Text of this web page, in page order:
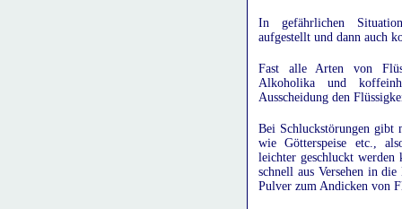
In gefährlichen
aufgestellt und dann auch
Fast alle Arten von
Alkoholika und
Ausscheidung den
Bei Schluckstörungen gibt
wie Götterspeise etc.,
leichter geschluckt
schnell aus Versehen in
Pulver zum Andicken von